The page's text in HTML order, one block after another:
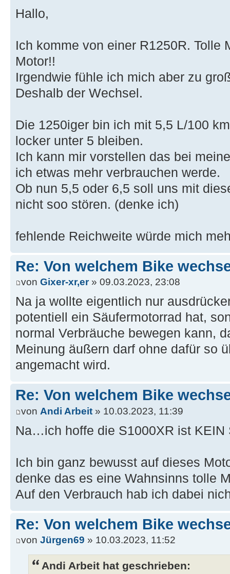
Hallo,
Ich komme von einer R1250R. Tolle
Motor!!
Irgendwie fühle ich mich aber zu
Deshalb der Wechsel.
Die 1250iger bin ich mit 5,5 L/100
locker unter 5 bleiben.
Ich kann mir vorstellen das bei
ich etwas mehr verbrauchen werde.
Ob nun 5,5 oder 6,5 soll uns mit
nicht soo stören. (denke ich)
fehlende Reichweite würde mich
Re: Von welchem Bike
von Gixer-xr,er» 09.03.2023, 23:08
Na ja wollte eigentlich nur
potentiell ein Säufermotorrad hat,
normal Verbräuche bewegen kann,
Meinung äußern darf ohne dafür so
angemacht wird.
Re: Von welchem Bike
von Andi Arbeit » 10.03.2023, 11:39
Na…ich hoffe die S1000XR ist KEIN
Ich bin ganz bewusst auf dieses
denke das es eine Wahnsinns tolle
Auf den Verbrauch hab ich dabei
Re: Von welchem Bike
von Jürgen69 » 10.03.2023, 11:52
Andi Arbeit hat geschrieben: